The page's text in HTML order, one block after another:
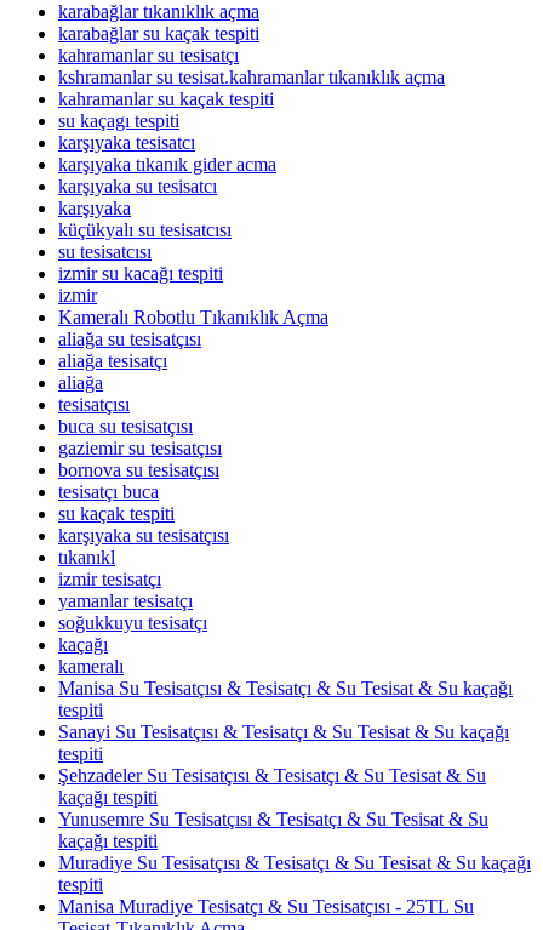
karabağlar tıkanıklık açma
karabağlar su kaçak tespiti
kahramanlar su tesisatçı
kshramanlar su tesisat.kahramanlar tıkanıklık açma
kahramanlar su kaçak tespiti
su kaçagı tespiti
karşıyaka tesisatcı
karşıyaka tıkanık gider acma
karşıyaka su tesisatcı
karşıyaka
küçükyalı su tesisatcısı
su tesisatcısı
izmir su kacağı tespiti
izmir
Kameralı Robotlu Tıkanıklık Açma
aliağa su tesisatçısı
aliağa tesisatçı
aliağa
tesisatçısı
buca su tesisatçısı
gaziemir su tesisatçısı
bornova su tesisatçısı
tesisatçı buca
su kaçak tespiti
karşıyaka su tesisatçısı
tıkanıkl
izmir tesisatçı
yamanlar tesisatçı
soğukkuyu tesisatçı
kaçağı
kameralı
Manisa Su Tesisatçısı & Tesisatçı & Su Tesisat & Su kaçağı
tespiti
Sanayi Su Tesisatçısı & Tesisatçı & Su Tesisat & Su kaçağı
tespiti
Şehzadeler Su Tesisatçısı & Tesisatçı & Su Tesisat & Su
kaçağı tespiti
Yunusemre Su Tesisatçısı & Tesisatçı & Su Tesisat & Su
kaçağı tespiti
Muradiye Su Tesisatçısı & Tesisatçı & Su Tesisat & Su kaçağı
tespiti
Manisa Muradiye Tesisatçı & Su Tesisatçısı - 25TL Su